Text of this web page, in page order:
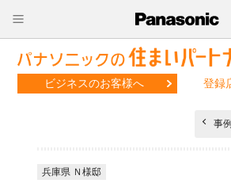
ビジネスのお客様へ 登録
事
兵庫県 Ｎ様邸